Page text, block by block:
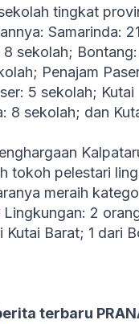
tingkat
Samarinda:
8 sekolah;
Penajam
5 sekolah; Kutai
8 sekolah; dan
tokoh pelestari
meraih
Lingkungan: 2
Kutai Barat; 1 dari
terbaru